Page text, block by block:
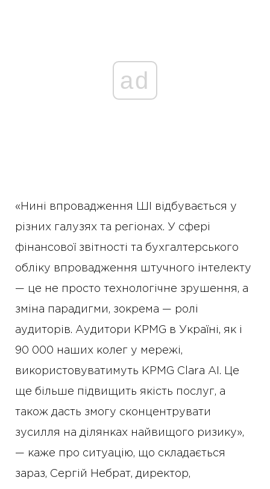
ad
«Нині впровадження ШІ відбувається у
різних галузях та регіонах. У сфері
фінансової звітності та бухгалтерського
обліку впровадження штучного інтелекту
— це не просто технологічне зрушення, а
зміна парадигми, зокрема — ролі
аудиторів. Аудитори KPMG в Україні, як і
90 000 наших колег у мережі,
використовуватимуть KPMG Clara AI. Це
ще більше підвищить якість послуг, а
також дасть змогу сконцентрувати
зусилля на ділянках найвищого ризику»,
— каже про ситуацію, що складається
зараз, Сергій Небрат, директор,